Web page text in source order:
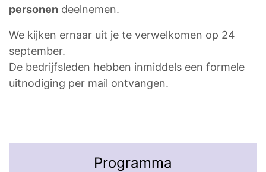
personen deelnemen.
We kijken ernaar uit je te verwelkomen op 24
september.
De bedrijfsleden hebben inmiddels een formele
uitnodiging per mail ontvangen.
Programma